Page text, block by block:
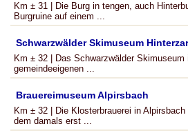
Km ± 31 | Die Burg in tengen, auch
Burgruine auf einem ...
Schwarzwälder Skimuseum
Km ± 32 | Das Schwarzwälder
gemeindeeigenen ...
Brauereimuseum Alpirsbach
Km ± 32 | Die Klosterbrauerei in
dem damals erst ...